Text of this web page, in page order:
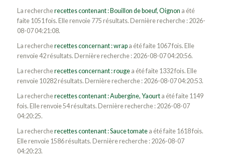
La rechercherecettes contenant : Bouillon de boeuf, Oignon a été
faite 1051 fois. Elle renvoie 775 résultats. Dernière recherche : 2026-
08-07 04:21:08.
La rechercherecettes concernant : wrapa été faite 1067 fois. Elle
renvoie 42 résultats. Dernière recherche : 2026-08-07 04:20:56.
La rechercherecettes concernant : rougea été faite 1332 fois. Elle
renvoie 10282 résultats. Dernière recherche : 2026-08-07 04:20:53.
La rechercherecettes contenant : Aubergine, Yaourta été faite 1149
fois. Elle renvoie 54 résultats. Dernière recherche : 2026-08-07
04:20:25.
La rechercherecettes contenant : Sauce tomatea été faite 1618 fois.
Elle renvoie 1586 résultats. Dernière recherche : 2026-08-07
04:20:23.